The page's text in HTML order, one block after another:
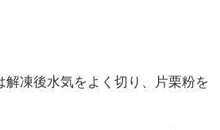
解凍後水気をよく切り、片栗粉を